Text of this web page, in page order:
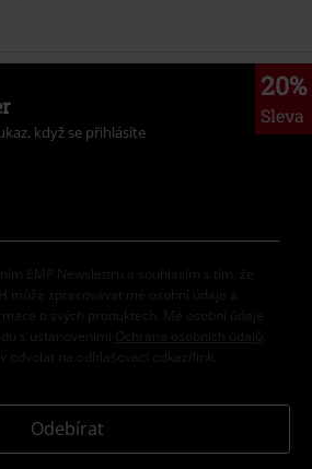
20%
Sleva
když se přihlásíte
EMP Newslettru a souhlasím s tím, že
může zpracovávat mé osobní údaje a
o svých produktech. Mé osobní údaje
s ustanoveními
Ochrana osobních údajů
odvolat na odhlašovací odkaz/link.
Odebírat